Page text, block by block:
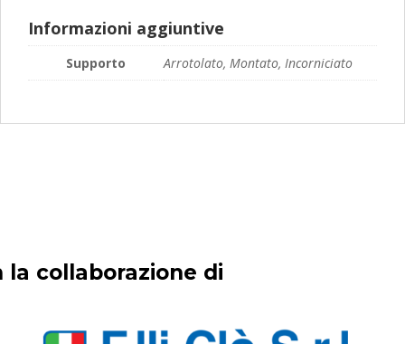
Informazioni aggiuntive
Supporto Arrotolato, Montato, Incorniciato
la collaborazione di